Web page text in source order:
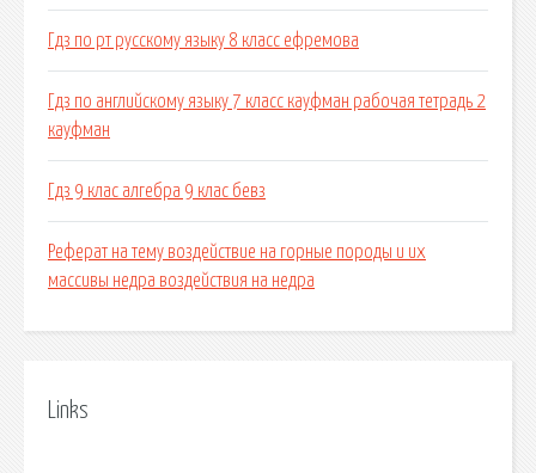
Гдз по рт русскому языку 8 класс ефремова
Гдз по английскому языку 7 класс кауфман рабочая тетрадь 2
кауфман
Гдз 9 клас алгебра 9 клас бевз
Реферат на тему воздействие на горные породы и их
массивы недра воздействия на недра
Links